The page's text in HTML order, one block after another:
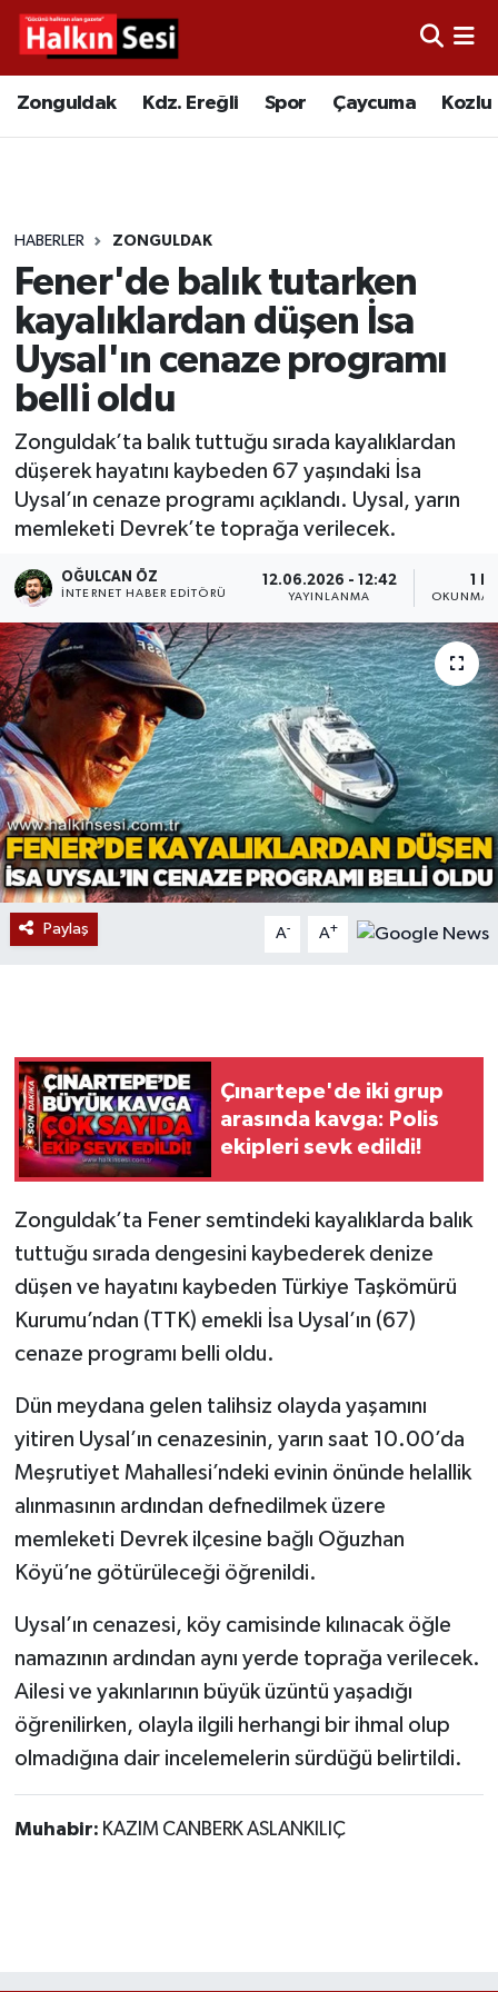
Zonguldak Kdz. Ereğli Spor Çaycuma Kozlu
HABERLER ZONGULDAK
Fener'de balık tutarken
kayalıklardan düşen İsa
Uysal'ın cenaze programı
belli oldu
Zonguldak’ta balık tuttuğu sırada kayalıklardan
düşerek hayatını kaybeden 67 yaşındaki İsa
Uysal’ın cenaze programı açıklandı. Uysal, yarın
memleketi Devrek’te toprağa verilecek.
OĞULCAN ÖZ
İNTERNET HABER EDITÖRÜ
12.06.2026 - 12:42
YAYINLANMA
1
OKUNMA
Paylaş A- A+
Çınartepe'de iki grup
arasında kavga: Polis
ekipleri sevk edildi!
Zonguldak’ta Fener semtindeki kayalıklarda balık
tuttuğu sırada dengesini kaybederek denize
düşen ve hayatını kaybeden Türkiye Taşkömürü
Kurumu’ndan (TTK) emekli İsa Uysal’ın (67)
cenaze programı belli oldu.
Dün meydana gelen talihsiz olayda yaşamını
yitiren Uysal’ın cenazesinin, yarın saat 10.00’da
Meşrutiyet Mahallesi’ndeki evinin önünde helallik
alınmasının ardından defnedilmek üzere
memleketi Devrek ilçesine bağlı Oğuzhan
Köyü’ne götürüleceği öğrenildi.
Uysal’ın cenazesi, köy camisinde kılınacak öğle
namazının ardından aynı yerde toprağa verilecek.
Ailesi ve yakınlarının büyük üzüntü yaşadığı
öğrenilirken, olayla ilgili herhangi bir ihmal olup
olmadığına dair incelemelerin sürdüğü belirtildi.
Muhabir: KAZIM CANBERK ASLANKILIÇ
Video
Çaycuma
Alaplı
Asayiş
Karabük
Devrek
Bolu
ÇEVRE
BİLİM VE TEKNOLOJİ
DUNYA
Düzce
Eğitim
Ekonomi
GÜNDEM
İş ilanı
Kilimli
Kültür - Sanat
MAGAZİN
Resmi İlan
Röportaj
SİYASET
Spor
Ulusal
Merkez Hava Durumu
Tüm Manşetler
Son Dakika Haberleri